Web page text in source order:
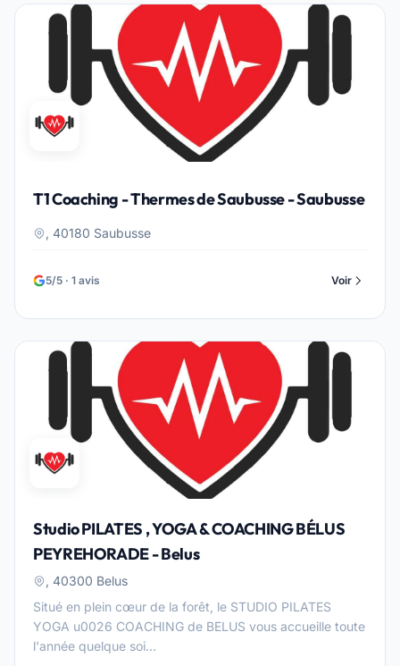
T1 Coaching - Thermes de Saubusse - Saubusse
, 40180 Saubusse
5/5 · 1 avis Voir
Studio PILATES , YOGA & COACHING BÉLUS
PEYREHORADE - Belus
, 40300 Belus
Situé en plein cœur de la forêt, le STUDIO PILATES
YOGA u0026 COACHING de BELUS vous accueille toute
l'année quelque soi...